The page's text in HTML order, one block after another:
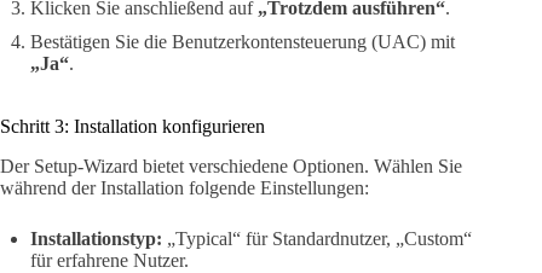
Klicken Sie anschließend auf „Trotzdem ausführen“.
Bestätigen Sie die Benutzerkontensteuerung (UAC) mit
„Ja“.
Schritt 3: Installation konfigurieren
Der Setup-Wizard bietet verschiedene Optionen. Wählen Sie
während der Installation folgende Einstellungen:
Installationstyp: „Typical“ für Standardnutzer, „Custom“
für erfahrene Nutzer.